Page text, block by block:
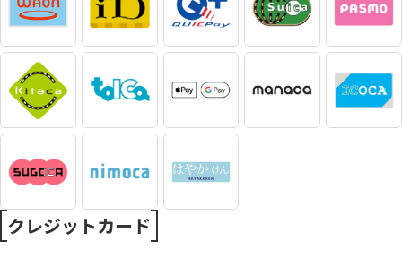
クレジットカード